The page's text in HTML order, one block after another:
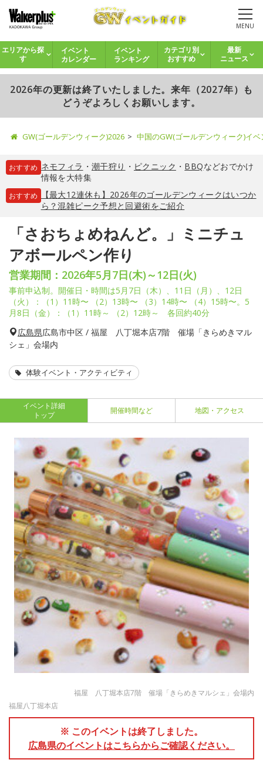
MENU
エリアから探
す
イベント
カレンダー
イベント
ランキング
カテゴリ別
おすすめ
最新
ニュース
2026年の更新は終了いたしました。来年（2027年）も
どうぞよろしくお願いします。
GW(ゴールデンウィーク)2026 中国のGW(ゴールデンウィーク)イ
おすすめ ネモフィラ ・ 潮干狩り ・ ピクニック ・ BBQなどおでかけ
情報を大特集
おすすめ
【最大12連休も】2026年のゴールデンウィークはいつか
ら？混雑ピーク予想と回避術をご紹介
「さおちょめねんど。」ミニチュ
アボールペン作り
営業期間：2026年5月7日(木)～12日(火)
事前申込制。開催日・時間は5月7日（木）、11日（月）、12日
（火）：（1）11時〜 （2）13時〜 （3）14時〜 （4）15時〜。5
月8日（金）：（1）11時～ （2）12時～ 各回約40分
広島県広島市中区 / 福屋 八丁堀本店7階 催場「きらめきマル
シェ」会場内
体験イベント・アクティビティ
イベント詳細
トップ
開催時間など 地図・アクセス
福屋 八丁堀本店7階 催場「きらめきマルシェ」会場内
福屋八丁堀本店
※ このイベントは終了しました。
広島県のイベントはこちらからご確認ください。